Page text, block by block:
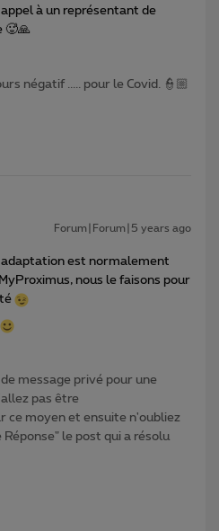
à un représentant de
🥵🙏
négatif ..... pour le Covid. 👮🏼
Forum|Forum|5 years ago
est normalement
nous le faisons pour
message privé pour une
pas être
ce moyen et ensuite n'oubliez
le post qui a résolu